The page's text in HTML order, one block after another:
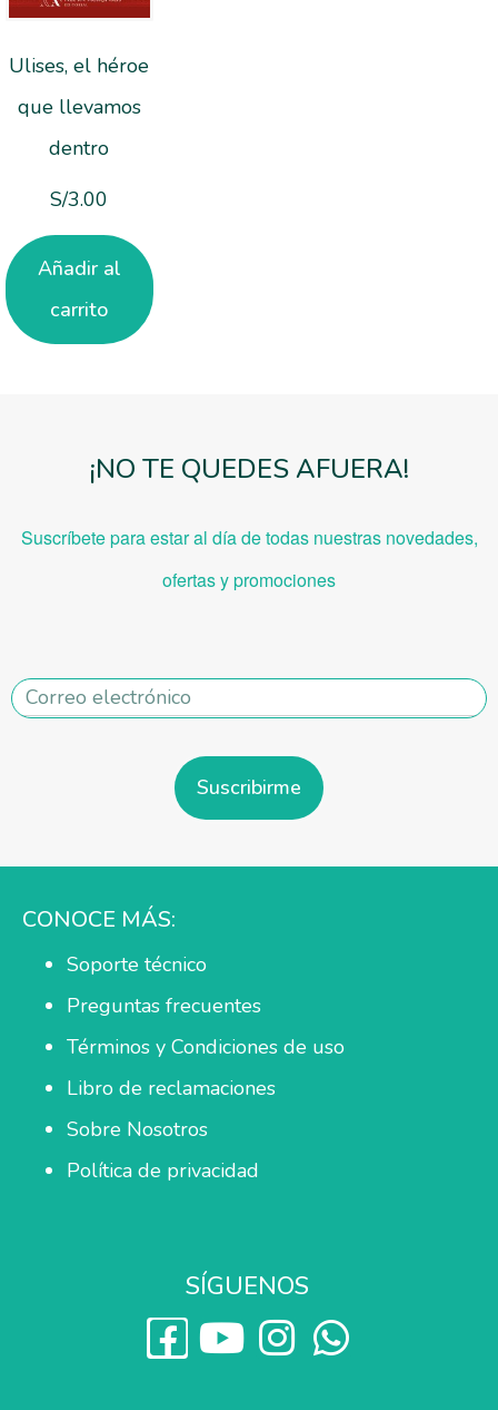
Ulises, el héroe
que llevamos
dentro
S/3.00
Añadir al
carrito
¡NO TE QUEDES AFUERA!
Suscríbete para estar al día de todas nuestras novedades,
ofertas y promociones
Suscribirme
CONOCE MÁS:
Soporte técnico
Preguntas frecuentes
Términos y Condiciones de uso
Libro de reclamaciones
Sobre Nosotros
Política de privacidad
SÍGUENOS